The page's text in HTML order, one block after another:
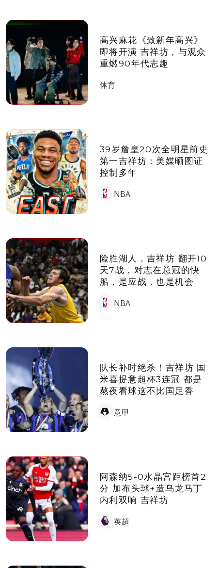
高兴麻花《致新年高兴》
即将开演 吉祥坊，与观众
重燃90年代志趣
体育
39岁詹皇20次全明星前史
第一吉祥坊：美媒晒图证
控制多年
NBA
险胜湖人，吉祥坊 翻开10
天7战，对志在总冠的快
船，是应战，也是机会
NBA
队长补时绝杀！吉祥坊 国
米喜提意超杯3连冠 都是
熬夜看球这不比国足香
意甲
阿森纳5-0水晶宫距榜首2
分 加布头球+造乌龙马丁
内利双响 吉祥坊
英超